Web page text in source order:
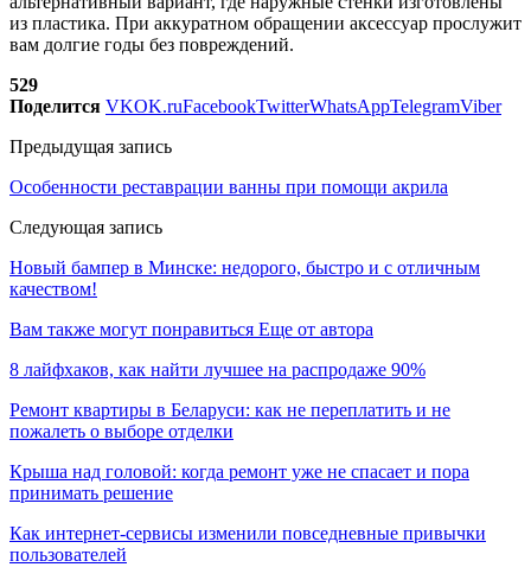
из пластика. При аккуратном обращении аксессуар прослужит
вам долгие годы без повреждений.
529
Поделится VKOK.ruFacebookTwitterWhatsAppTelegramViber
Предыдущая запись
Особенности реставрации ванны при помощи акрила
Следующая запись
Новый бампер в Минске: недорого, быстро и с отличным
качеством!
Вам также могут понравиться Еще от автора
8 лайфхаков, как найти лучшее на распродаже 90%
Ремонт квартиры в Беларуси: как не переплатить и не
пожалеть о выборе отделки
Крыша над головой: когда ремонт уже не спасает и пора
принимать решение
Как интернет-сервисы изменили повседневные привычки
пользователей